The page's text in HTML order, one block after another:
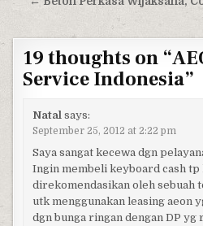
19 thoughts on “
Service Indonesia”
Natal says:
September 25, 2012 at 2:22 pm
Saya sangat kecewa dgn
Ingin membeli keyboard cash tp
direkomendasikan oleh sebuah
utk menggunakan leasing aeon
dgn bunga ringan dengan DP yg